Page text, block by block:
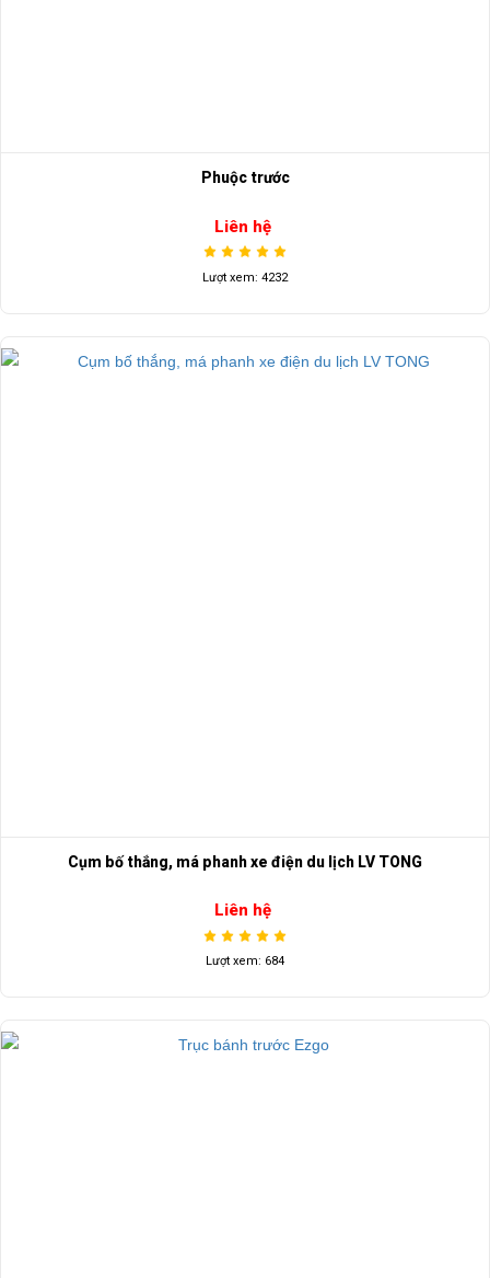
Phuộc trước
Liên hệ
Lượt xem: 4232
Cụm bố thắng, má phanh xe điện du lịch LV TONG
Liên hệ
Lượt xem: 684